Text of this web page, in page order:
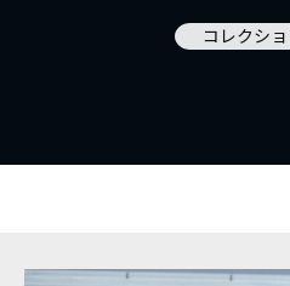
コレクシ